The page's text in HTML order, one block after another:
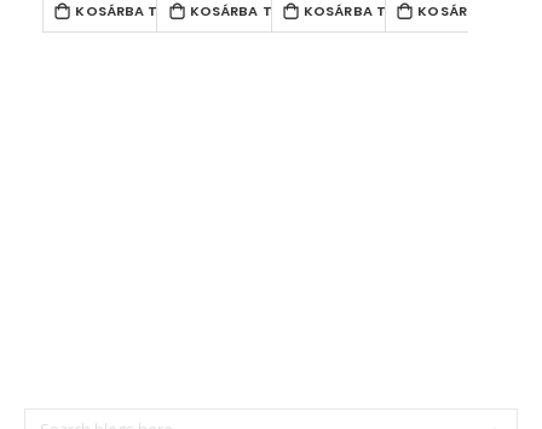
KOSÁRBA TESZ KOSÁRBA TESZ KOSÁRBA TESZ KOSÁRBA TESZ